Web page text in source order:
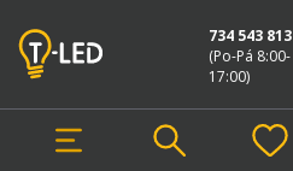
734 543 813
(Po-Pá 8:00-
17:00)